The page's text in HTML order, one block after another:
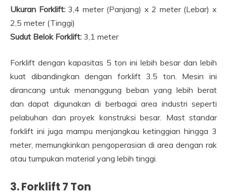
Ukuran Forklift:3,4 meter (Panjang) x 2 meter (Lebar) x
2,5 meter (Tinggi)
Sudut Belok Forklift: 3,1 meter
Forklift dengan kapasitas 5 ton ini lebih besar dan lebih
kuat dibandingkan dengan forklift 3.5 ton. Mesin ini
dirancang untuk menanggung beban yang lebih berat
dan dapat digunakan di berbagai area industri seperti
pelabuhan dan proyek konstruksi besar. Mast standar
forklift ini juga mampu menjangkau ketinggian hingga 3
meter, memungkinkan pengoperasian di area dengan rak
atau tumpukan material yang lebih tinggi.
3. Forklift 7 Ton